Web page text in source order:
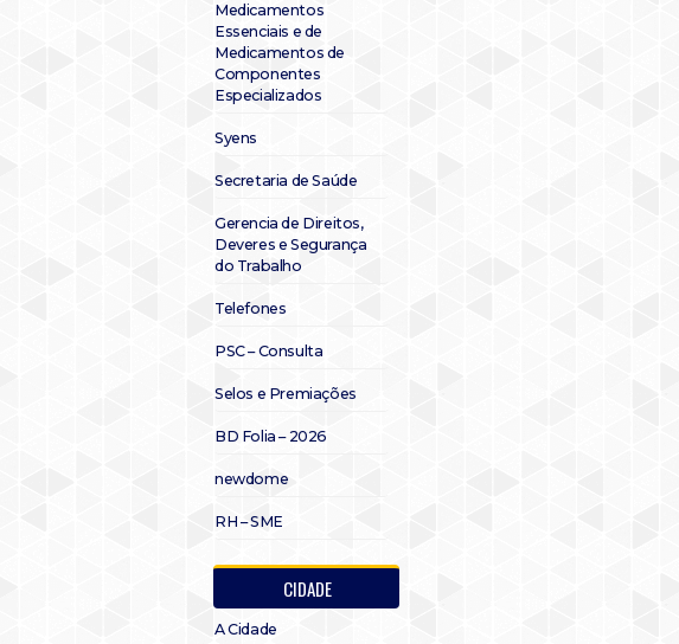
Medicamentos
Essenciais e de
Medicamentos de
Componentes
Especializados
Syens
Secretaria de Saúde
Gerencia de Direitos,
Deveres e Segurança
do Trabalho
Telefones
PSC – Consulta
Selos e Premiações
BD Folia – 2026
newdome
RH – SME
CIDADE
A Cidade